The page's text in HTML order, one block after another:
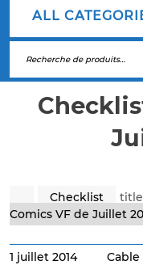
ALL
Checklist
Comics VF de Juillet
1 juillet 2014 Cable